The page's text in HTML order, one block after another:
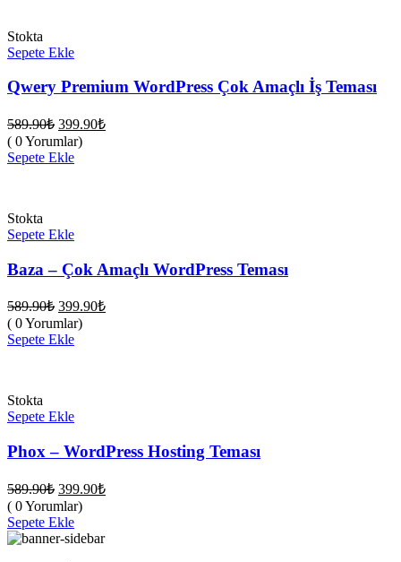
Stokta
Sepete Ekle
Qwery Premium WordPress Çok Amaçlı İş Teması
589.90₺ Orijinal
fiyat:
589.90₺.
399.90₺Şu
( 0 Yorumlar)
Sepete Ekle
Stokta
Sepete Ekle
Baza – Çok Amaçlı WordPress Teması
589.90₺ Orijinal
fiyat:
589.90₺.
399.90₺Şu
( 0 Yorumlar)
Sepete Ekle
Stokta
Sepete Ekle
Phox – WordPress Hosting Teması
589.90₺ Orijinal
fiyat:
589.90₺.
399.90₺Şu
399.90₺.
( 0 Yorumlar)
Sepete Ekle